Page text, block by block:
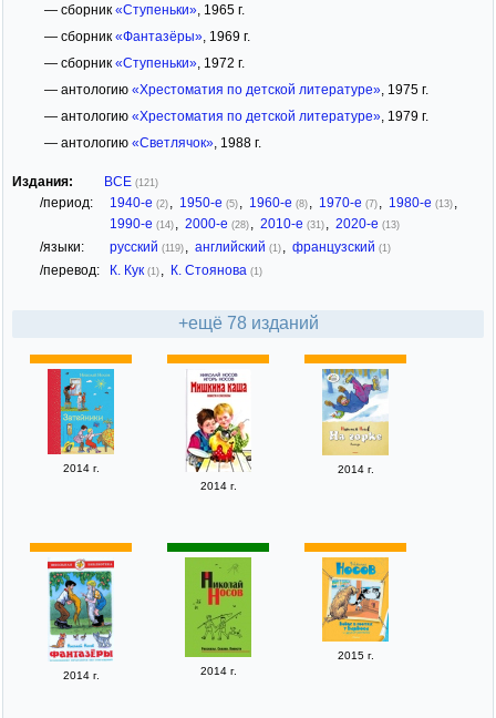
— сборник «Ступеньки», 1965 г.
— сборник «Фантазёры», 1969 г.
— сборник «Ступеньки», 1972 г.
— антологию «Хрестоматия по детской литературе», 1975 г.
— антологию «Хрестоматия по детской литературе», 1979 г.
— антологию «Светлячок», 1988 г.
Издания: ВСЕ (121)
/период: 1940-е (2) 1950-е (5) 1960-е (8) 1970-е (7) 1980-е (13)
1990-е (14) 2000-е (28) 2010-е (31) 2020-е (13)
/языки: русский (119) английский (1) французский (1)
/перевод: К. Кук (1) К. Стоянова (1)
+ещё 78 изданий
2014 г.
2014 г.
2014 г.
2014 г. 2014 г.
2015 г.